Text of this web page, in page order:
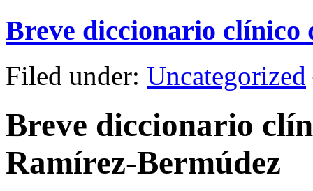
Breve diccionario clínico
Filed under: Uncategorized
Breve diccionario
Ramírez-Bermúdez